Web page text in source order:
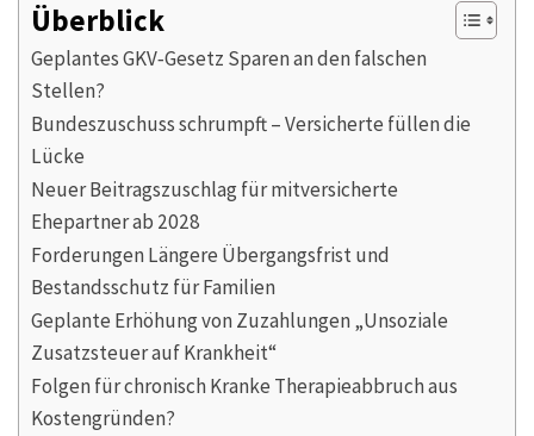
Überblick
Geplantes GKV‑Gesetz Sparen an den falschen
Stellen?
Bundeszuschuss schrumpft – Versicherte füllen die
Lücke
Neuer Beitragszuschlag für mitversicherte
Ehepartner ab 2028
Forderungen Längere Übergangsfrist und
Bestandsschutz für Familien
Geplante Erhöhung von Zuzahlungen „Unsoziale
Zusatzsteuer auf Krankheit“
Folgen für chronisch Kranke Therapieabbruch aus
Kostengründen?